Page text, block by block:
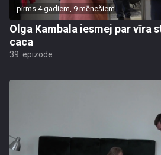
pirms 4 gadiem, 9 mēnešiem
Olga Kambala iesmej par vīra
caca
39. epizode